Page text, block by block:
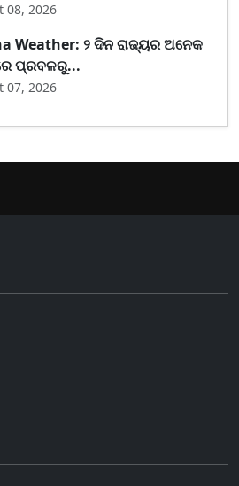
08, 2026
Weather: ୨ ଦିନ ରାଜ୍ୟର ଅନେକ
ପ୍ରବଳରୁ...
07, 2026